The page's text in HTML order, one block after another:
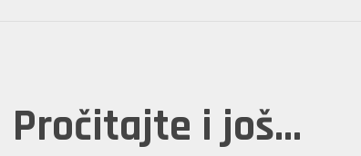
Pročitajte i još...